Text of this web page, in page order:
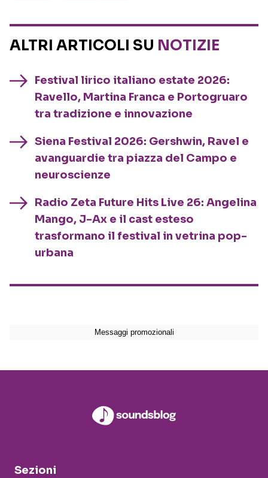
ALTRI ARTICOLI SU NOTIZIE
Festival lirico italiano estate 2026:
Ravello, Martina Franca e Portogruaro
tra tradizione e innovazione
Siena Festival 2026: Gershwin, Ravel e
avanguardie tra piazza del Campo e
neuroscienze
Radio Zeta Future Hits Live 26: Angelina
Mango, J-Ax e il cast esteso
trasformano il festival in vetrina pop-
urbana
Sezioni